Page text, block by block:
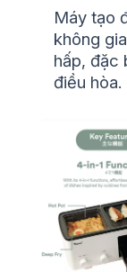
Máy tạo
không
hấp, đặc
điều hòa.